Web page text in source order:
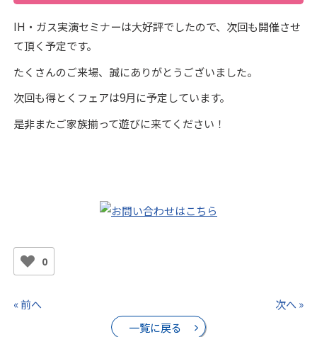
IH・ガス実演セミナーは大好評でしたので、次回も開催させ
て頂く予定です。
たくさんのご来場、誠にありがとうございました。
次回も得とくフェアは9月に予定しています。
是非またご家族揃って遊びに来てください！
0
« 前へ
一覧に戻る
次へ »